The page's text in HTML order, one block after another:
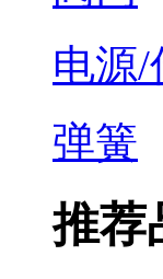
电源/
弹簧
推荐